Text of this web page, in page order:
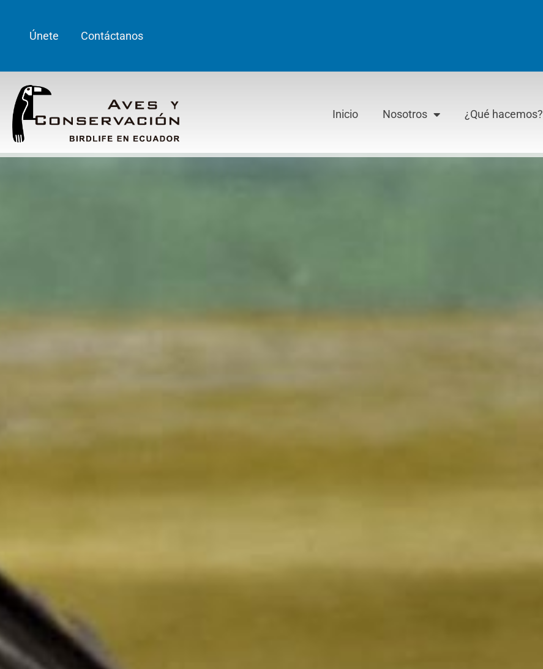
Únete Contáctanos
Inicio Nosotros ¿Qué hacemos?
Nosotros
Publicaciones